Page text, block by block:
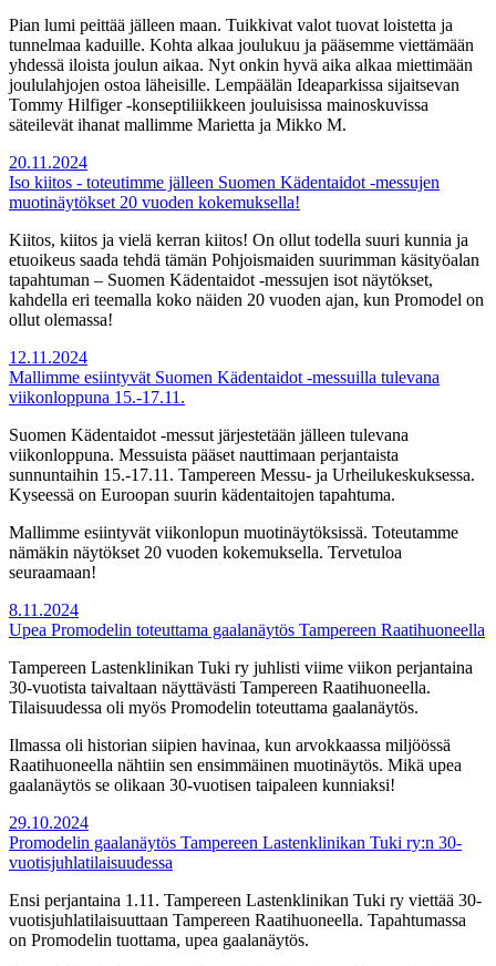
Pian lumi peittää jälleen maan. Tuikkivat valot tuovat loistetta ja
tunnelmaa kaduille. Kohta alkaa joulukuu ja pääsemme viettämään
yhdessä iloista joulun aikaa. Nyt onkin hyvä aika alkaa miettimään
joululahjojen ostoa läheisille. Lempäälän Ideaparkissa sijaitsevan
Tommy Hilfiger -konseptiliikkeen jouluisissa mainoskuvissa
säteilevät ihanat mallimme Marietta ja Mikko M.
20.11.2024
Iso kiitos - toteutimme jälleen Suomen Kädentaidot -messujen
muotinäytökset 20 vuoden kokemuksella!
Kiitos, kiitos ja vielä kerran kiitos! On ollut todella suuri kunnia ja
etuoikeus saada tehdä tämän Pohjoismaiden suurimman käsityöalan
tapahtuman – Suomen Kädentaidot -messujen isot näytökset,
kahdella eri teemalla koko näiden 20 vuoden ajan, kun Promodel on
ollut olemassa!
12.11.2024
Mallimme esiintyvät Suomen Kädentaidot -messuilla tulevana
viikonloppuna 15.-17.11.
Suomen Kädentaidot -messut järjestetään jälleen tulevana
viikonloppuna. Messuista pääset nauttimaan perjantaista
sunnuntaihin 15.-17.11. Tampereen Messu- ja Urheilukeskuksessa.
Kyseessä on Euroopan suurin kädentaitojen tapahtuma.
Mallimme esiintyvät viikonlopun muotinäytöksissä. Toteutamme
nämäkin näytökset 20 vuoden kokemuksella. Tervetuloa
seuraamaan!
8.11.2024
Upea Promodelin toteuttama gaalanäytös Tampereen Raatihuoneella
Tampereen Lastenklinikan Tuki ry juhlisti viime viikon perjantaina
30-vuotista taivaltaan näyttävästi Tampereen Raatihuoneella.
Tilaisuudessa oli myös Promodelin toteuttama gaalanäytös.
Ilmassa oli historian siipien havinaa, kun arvokkaassa miljöössä
Raatihuoneella nähtiin sen ensimmäinen muotinäytös. Mikä upea
gaalanäytös se olikaan 30-vuotisen taipaleen kunniaksi!
29.10.2024
Promodelin gaalanäytös Tampereen Lastenklinikan Tuki ry:n 30-
vuotisjuhlatilaisuudessa
Ensi perjantaina 1.11. Tampereen Lastenklinikan Tuki ry viettää 30-
vuotisjuhlatilaisuuttaan Tampereen Raatihuoneella. Tapahtumassa
on Promodelin tuottama, upea gaalanäytös.